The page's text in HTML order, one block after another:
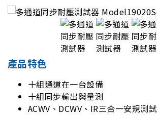
產品特色
十組通道在一台設備
十組同步輸出與量測
ACWV、DCWV、IR三合一安規測試